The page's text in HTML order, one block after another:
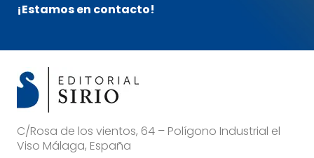
¡Estamos en contacto!
C/Rosa de los vientos, 64 – Polígono Industrial el
Viso Málaga, España